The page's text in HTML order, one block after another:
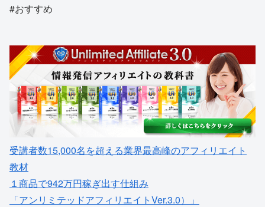
#おすすめ
受講者数15,000名を超える業界最高峰のアフィリエイト
教材
１商品で942万円稼ぎ出す仕組み
「アンリミテッドアフィリエイトVer.3.0）」